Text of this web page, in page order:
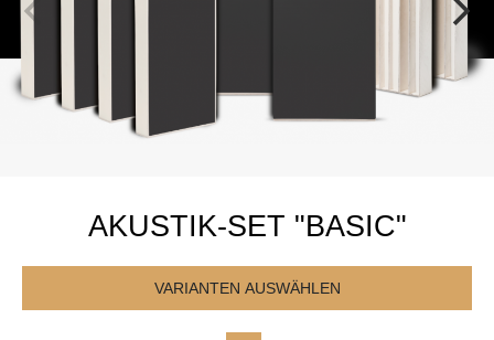
AKUSTIK-SET "BASIC"
VARIANTEN AUSWÄHLEN